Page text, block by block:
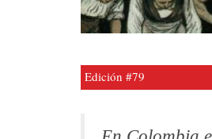
Edición #79